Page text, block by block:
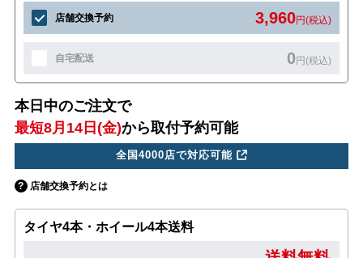
店舗交換予約 3,960円(税込)
自宅配送 0円(税込)
本日中のご注文で
最短8月14日(金)から取付予約可能
全国4000店で対応可能
店舗交換予約とは
タイヤ4本・ホイール4本送料